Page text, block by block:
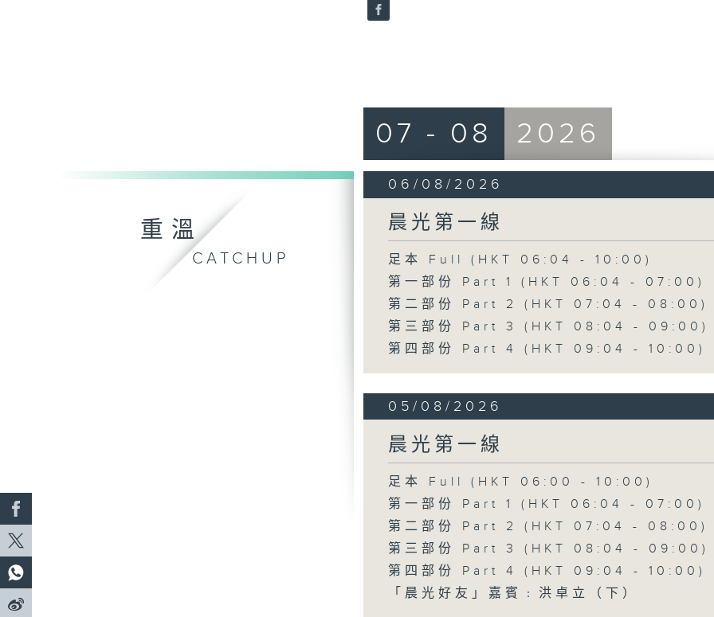
seconds
90%
重溫
CATCHUP
07 - 08 2026
06/08/2026
晨光第一線
足本 Full (HKT 06:04 - 10:00)
第一部份 Part 1 (HKT 06:04 - 07:00)
第二部份 Part 2 (HKT 07:04 - 08:00)
第三部份 Part 3 (HKT 08:04 - 09:00)
第四部份 Part 4 (HKT 09:04 - 10:00)
05/08/2026
晨光第一線
足本 Full (HKT 06:00 - 10:00)
第一部份 Part 1 (HKT 06:04 - 07:00)
第二部份 Part 2 (HKT 07:04 - 08:00)
第三部份 Part 3 (HKT 08:04 - 09:00)
第四部份 Part 4 (HKT 09:04 - 10:00)
「晨光好友」嘉賓﹕洪卓立（下）